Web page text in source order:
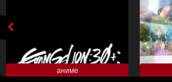
аниме